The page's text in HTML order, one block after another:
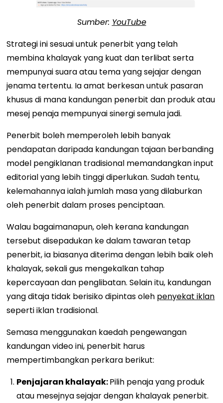
Sumber: YouTube
Strategi ini sesuai untuk penerbit yang telah
membina khalayak yang kuat dan terlibat serta
mempunyai suara atau tema yang sejajar dengan
jenama tertentu. Ia amat berkesan untuk pasaran
khusus di mana kandungan penerbit dan produk atau
mesej penaja mempunyai sinergi semula jadi.
Penerbit boleh memperoleh lebih banyak
pendapatan daripada kandungan tajaan berbanding
model pengiklanan tradisional memandangkan input
editorial yang lebih tinggi diperlukan. Sudah tentu,
kelemahannya ialah jumlah masa yang dilaburkan
oleh penerbit dalam proses penciptaan.
Walau bagaimanapun, oleh kerana kandungan
tersebut disepadukan ke dalam tawaran tetap
penerbit, ia biasanya diterima dengan lebih baik oleh
khalayak, sekali gus mengekalkan tahap
kepercayaan dan penglibatan. Selain itu, kandungan
yang ditaja tidak berisiko dipintas oleh penyekat iklan
seperti iklan tradisional.
Semasa menggunakan kaedah pengewangan
kandungan video ini, penerbit harus
mempertimbangkan perkara berikut:
Penjajaran khalayak:Pilih penaja yang produk
atau mesejnya sejajar dengan khalayak penerbit.